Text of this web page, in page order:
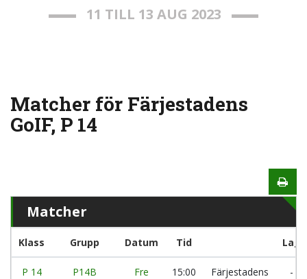
11 TILL 13 AUG 2023
Matcher för Färjestadens
GoIF, P 14
Matcher
Klass Grupp Datum Tid Lag
P 14 P14B
Fre
15:00
Färjestadens
-